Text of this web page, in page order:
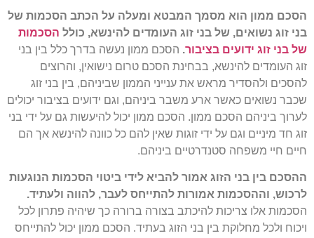
הסכם ממון הוא מסמך המבטא ומעלה על הכתב הסכמות של
בני זוג נשואים, של בני זוג העומדים להינשא, כולל הסכמות
של בני זוג ידועים בציבור. הסכם ממון נעשה בדרך כלל בין בני
זוג העומדים להינשא, בבחינת הסכם טרום נישואין, והרוצים
להסכים ולהסדיר מראש את ענייני הממון שביניהם, בין בני זוג
שכבר נשואים כאשר ארע משבר ביניהם, וגם ידועים בציבור יכולים
לערוך ביניהם הסכם ממון. הסכם ממון יכול להיעשות גם על ידי בני
זוג חד מיניים וגם על ידי זוגות שאין להם כל כוונה להינשא אך הם
חיים חיי משפחה סטנדרטיים ביניהם.
ההסכם בין בני הזוג אמור להביא לידי ביטוי הסכמות הנוגעות
לרכוש, וההסכמות אמורות להתייחס לעבר, להווה ולעתיד.
הסכמות אלו צריכות להיכתב בצורה ברורה כך שיהיה פתרון לכל
ויכוח ולכל מחלוקת בין בני הזוג בעתיד. הסכם ממון יכול להתייחס